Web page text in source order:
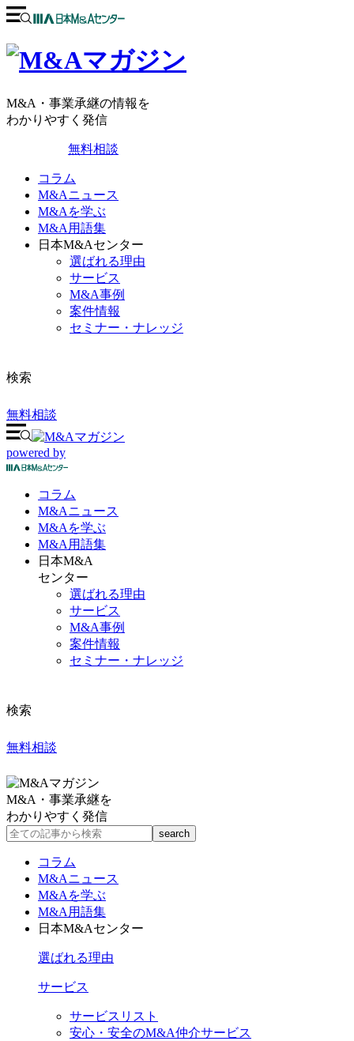
M&A・事業承継の情報を
わかりやすく発信
無料相談
コラム
M&Aニュース
M&Aを学ぶ
M&A用語集
日本M&Aセンター
選ばれる理由
サービス
M&A事例
案件情報
セミナー・ナレッジ
検索
無料相談
powered by
コラム
M&Aニュース
M&Aを学ぶ
M&A 用語集
日本M&A
センター
選ばれる理由
サービス
M&A事例
案件情報
セミナー・ナレッジ
検索
無料相談
M&A・事業承継を
わかりやすく発信
コラム
M&Aニュース
M&Aを学ぶ
M&A用語集
日本M&Aセンター
選ばれる理由
サービス
サービスリスト
安心・安全のM&A仲介サービス